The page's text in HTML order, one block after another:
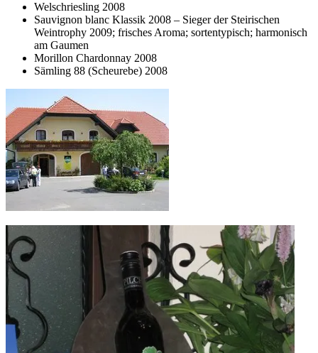
Welschriesling 2008
Sauvignon blanc Klassik 2008 – Sieger der Steirischen
Weintrophy 2009; frisches Aroma; sortentypisch; harmonisch
am Gaumen
Morillon Chardonnay 2008
Sämling 88 (Scheurebe) 2008